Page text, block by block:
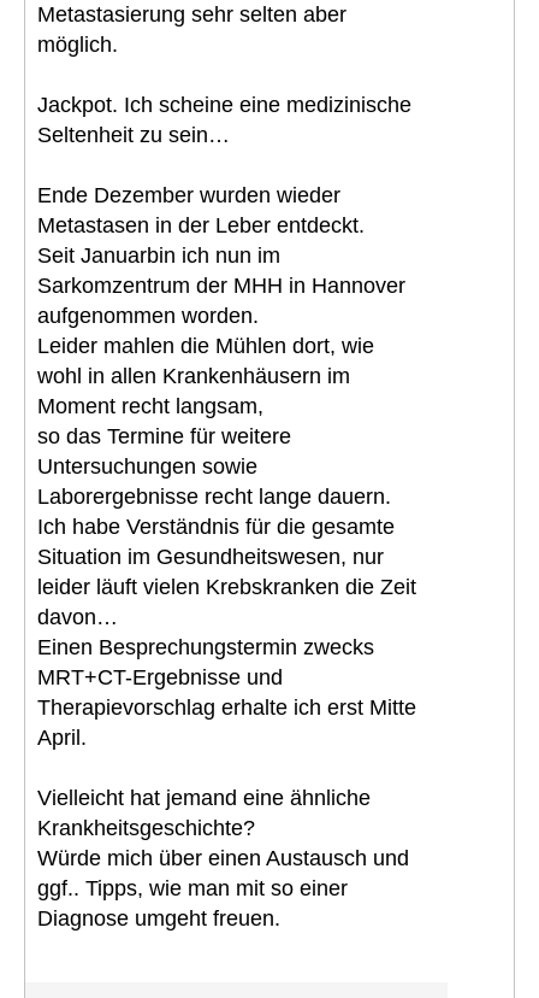
Metastasierung sehr selten aber
möglich.
Jackpot. Ich scheine eine medizinische
Seltenheit zu sein…
Ende Dezember wurden wieder
Metastasen in der Leber entdeckt.
Seit Januarbin ich nun im
Sarkomzentrum der MHH in Hannover
aufgenommen worden.
Leider mahlen die Mühlen dort, wie
wohl in allen Krankenhäusern im
Moment recht langsam,
so das Termine für weitere
Untersuchungen sowie
Laborergebnisse recht lange dauern.
Ich habe Verständnis für die gesamte
Situation im Gesundheitswesen, nur
leider läuft vielen Krebskranken die Zeit
davon…
Einen Besprechungstermin zwecks
MRT+CT-Ergebnisse und
Therapievorschlag erhalte ich erst Mitte
April.
Vielleicht hat jemand eine ähnliche
Krankheitsgeschichte?
Würde mich über einen Austausch und
ggf.. Tipps, wie man mit so einer
Diagnose umgeht freuen.